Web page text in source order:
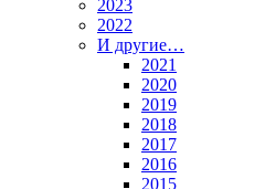
2023
2022
И другие…
2021
2020
2019
2018
2017
2016
2015